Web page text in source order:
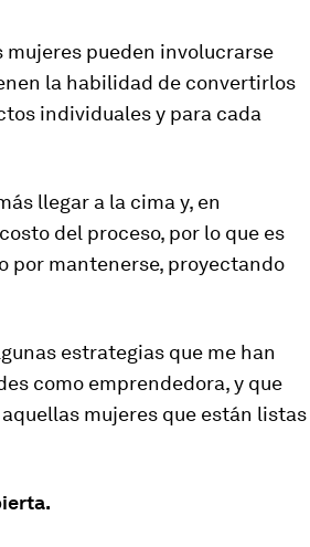
pueden involucrarse
la habilidad de convertirlos
individuales y para cada
llegar a la cima y, en
del proceso, por lo que es
por mantenerse, proyectando
estrategias que me han
como emprendedora, y que
mujeres que están listas